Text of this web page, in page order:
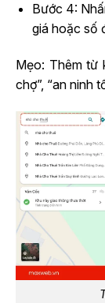
Bước 4:
giá hoặc số
Mẹo: Thêm từ
chợ”, “an ninh